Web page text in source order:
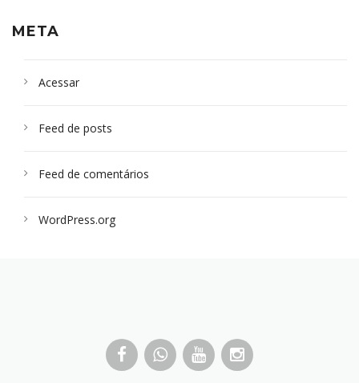
META
Acessar
Feed de posts
Feed de comentários
WordPress.org